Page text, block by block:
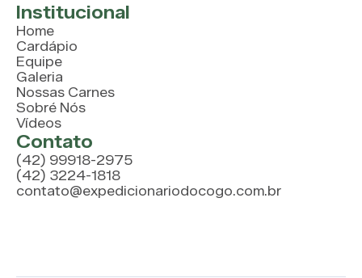
Institucional
Home
Cardápio
Equipe
Galeria
Nossas Carnes
Sobré Nós
Vídeos
Contato
(42) 99918-2975
(42) 3224-1818
contato@expedicionariodocogo.com.br